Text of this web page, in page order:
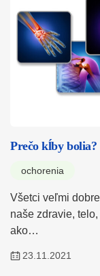
Prečo kĺby bolia?
ochorenia
Všetci veľmi
naše zdravie,
ako…
23.11.2021